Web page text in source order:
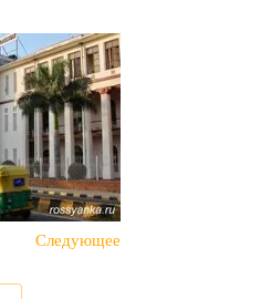
Следующее